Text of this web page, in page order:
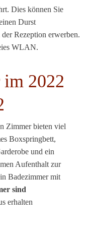
Dies können Sie
Durst
Rezeption erwerben.
WLAN.
2022
Zimmer bieten viel
Boxspringbett,
und ein
Aufenthalt zur
Badezimmer mit
sind
erhalten